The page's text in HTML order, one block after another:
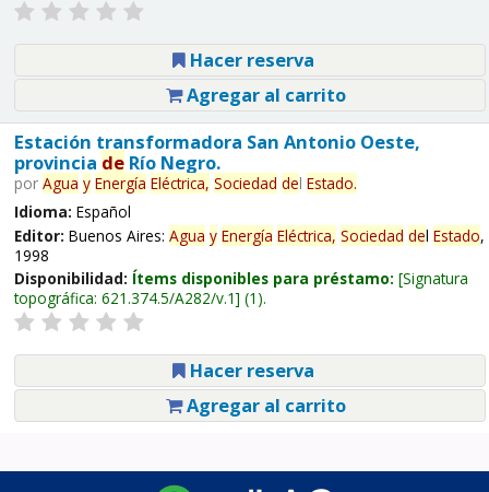
Hacer reserva
Agregar al carrito
Estación transformadora San Antonio Oeste,
provincia deRío Negro.
por Agua y Energía Eléctrica, Sociedad del Estado.
Idioma: Español
Editor: Buenos Aires: Agua y Energía Eléctrica, Sociedad del Estado,
1998
Disponibilidad: Ítems disponibles para préstamo: Signatura
topográfica: 621.374.5/A282/v.1 (1).
Hacer reserva
Agregar al carrito